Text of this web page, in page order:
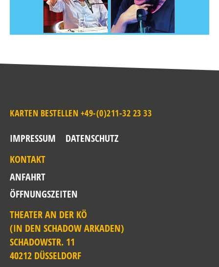
KARTEN BESTELLEN +49-(0)211-32 23 33
IMPRESSUM
DATENSCHUTZ
KONTAKT
ANFAHRT
ÖFFNUNGSZEITEN
THEATER AN DER KÖ
(IN DEN SCHADOW ARKADEN)
SCHADOWSTR. 11
40212 DÜSSELDORF